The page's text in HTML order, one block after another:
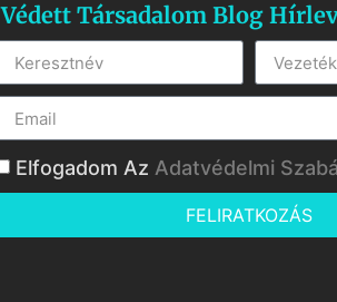
Védett Társadalom Blog
Elfogadom Az Adatvédelmi
FELIRATKOZÁS